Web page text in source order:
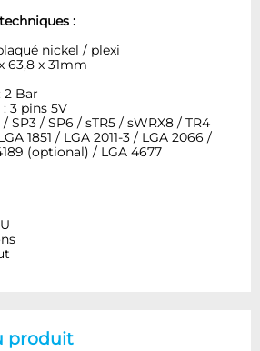
:
nickel / plexi
63,8 x 31mm
2 Bar
3 pins 5V
SP3 / SP6 / sTR5 / sWRX8 / TR4
1851 / LGA 2011-3 / LGA 2066 /
(optional) / LGA 4677
produit